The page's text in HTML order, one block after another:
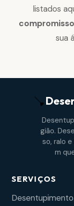
listados
compromisso
sua
gião.
so, ralo
m
SERVIÇOS